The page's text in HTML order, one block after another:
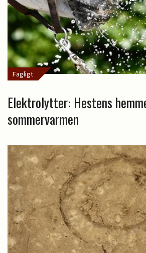
Fagligt
Elektrolytter: Hestens
sommervarmen